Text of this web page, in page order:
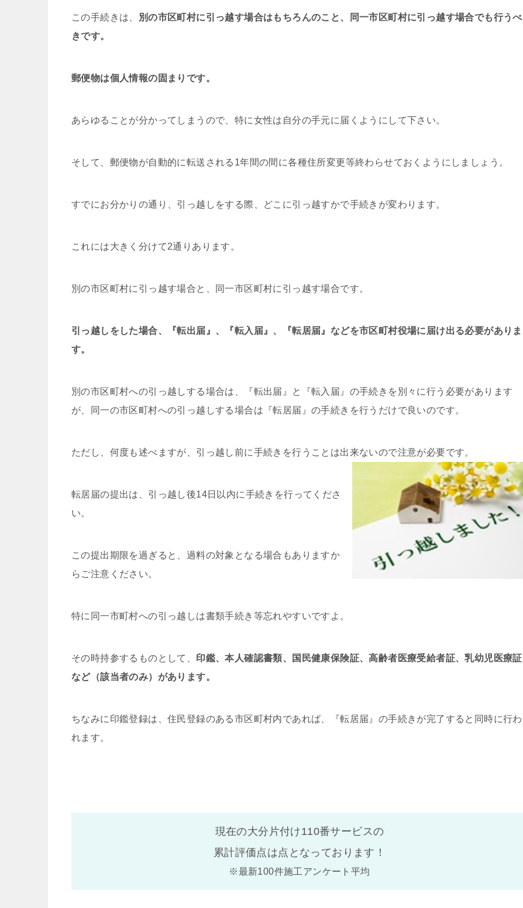
この手続きは、
別の市区町村に引っ越す場合はもちろんのこと、同一市区町村に引っ越す場合でも行うべ
きです。
郵便物は個人情報の固まりです。
あらゆることが分かってしまうので、特に女性は自分の手元に届くようにして下さい。
そして、郵便物が自動的に転送される1年間の間に各種住所変更等終わらせておくようにしましょう。
すでにお分かりの通り、引っ越しをする際、どこに引っ越すかで手続きが変わります。
これには大きく分けて2通りあります。
別の市区町村に引っ越す場合と、同一市区町村に引っ越す場合です。
引っ越しをした場合、『転出届』、『転入届』、『転居届』などを市区町村役場に届け出る必要がありま
す。
別の市区町村への引っ越しする場合は、『転出届』と『転入届』の手続きを別々に行う必要があります
が、同一の市区町村への引っ越しする場合は『転居届』の手続きを行うだけで良いのです。
ただし、何度も述べますが、引っ越し前に手続きを行うことは出来ないので注意が必要です。
転居届の提出は、引っ越し後14日以内に手続きを行ってくださ
い。
この提出期限を過ぎると、過料の対象となる場合もありますか
らご注意ください。
特に同一市町村への引っ越しは書類手続き等忘れやすいですよ。
その時持参するものとして、
印鑑、本人確認書類、国民健康保険証、高齢者医療受給者証、乳幼児医療証
など（該当者のみ）があります。
ちなみに印鑑登録は、住民登録のある市区町村内であれば、『転居届』の手続きが完了すると同時に行わ
れます。
現在の大分片付け110番サービスの
累計評価点は点となっております！
※最新100件施工アンケート平均